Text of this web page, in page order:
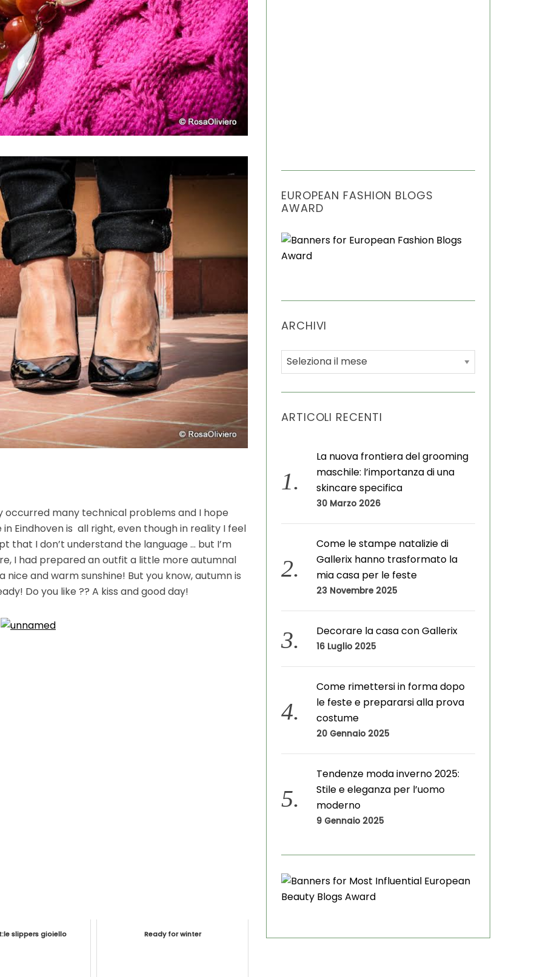
occurred many technical problems and I hope
Eindhoven is all right, even though in reality I feel
that I don’t understand the language … but I’m
I had prepared an outfit a little more autumnal
nice and warm sunshine! But you know, autumn is
Do you like ?? A kiss and good day!
slippers gioiello Ready for winter
EUROPEAN FASHION BLOGS
AWARD
ARCHIVI
A
r
c
iARTICOLI RECENTI
La nuova frontiera del grooming
maschile: l’importanza di una
skincare specifica
30 Marzo 2026
Come le stampe natalizie di
Gallerix hanno trasformato la
mia casa per le feste
23 Novembre 2025
Decorare la casa con Gallerix
16 Luglio 2025
Come rimettersi in forma dopo
le feste e prepararsi alla prova
costume
20 Gennaio 2025
Tendenze moda inverno 2025:
Stile e eleganza per l’uomo
moderno
9 Gennaio 2025